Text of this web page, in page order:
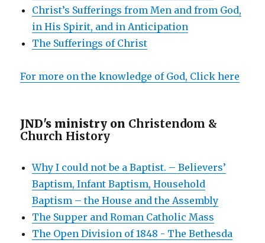
Christ’s Sufferings from Men and from God,
in His Spirit, and in Anticipation
The Sufferings of Christ
For more on the knowledge of God, Click here
JND's ministry on Christendom &
Church History
Why I could not be a Baptist. – Believers’
Baptism, Infant Baptism, Household
Baptism – the House and the Assembly
The Supper and Roman Catholic Mass
The Open Division of 1848 - The Bethesda